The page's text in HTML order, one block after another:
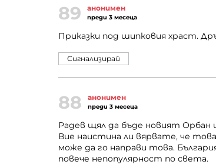
89 анонимен
преди 3 месеца
Приказки под шипковия храст.
Сигнализирай
88 анонимен
преди 3 месеца
Радев щял да бъде новият Орбан
Вие наистина ли вярвате, че
може да го направи това.
повече непопулярност по света.